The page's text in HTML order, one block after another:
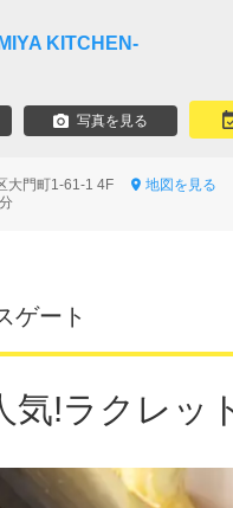
KITCHEN‐
写真を見る
大門町1-61-1 4F
地図を見る
ゲート
気!ラクレッ